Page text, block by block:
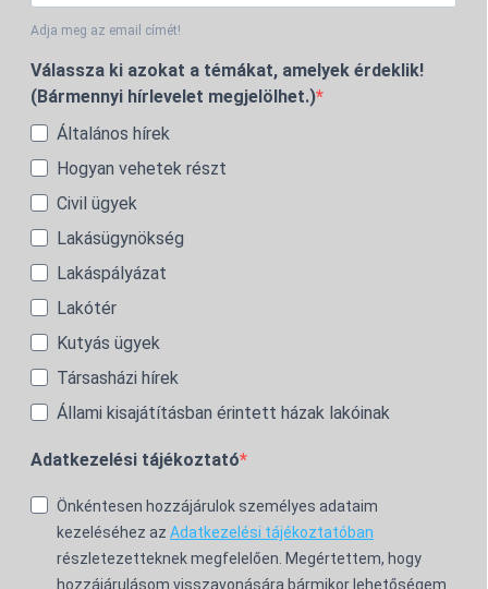
Adja meg az email címét!
Válassza ki azokat a témákat, amelyek érdeklik!
(Bármennyi hírlevelet megjelölhet.)
Általános hírek
Hogyan vehetek részt
Civil ügyek
Lakásügynökség
Lakáspályázat
Lakótér
Kutyás ügyek
Társasházi hírek
Állami kisajátításban érintett házak lakóinak
Adatkezelési tájékoztató
Önkéntesen hozzájárulok személyes adataim
kezeléséhez az Adatkezelési tájékoztatóban
részletezetteknek megfelelően. Megértettem, hogy
hozzájárulásom visszavonására bármikor lehetőségem